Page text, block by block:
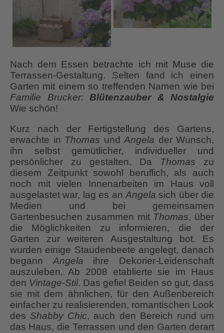
Nach dem Essen betrachte ich mit Muse die
Terrassen-Gestaltung. Selten fand ich einen
Garten mit einem so treffenden Namen wie bei
Familie
Brucker: Blütenzauber & Nostalgie
Wie schön!
Kurz nach der Fertigstellung des Gartens,
erwachte in Thomas und Angela der Wunsch,
ihn selbst gemütlicher, individueller und
persönlicher zu gestalten. Da Thomas zu
diesem Zeitpunkt sowohl beruflich, als auch
noch mit vielen Innenarbeiten im Haus voll
ausgelastet war, lag es an Angela sich über die
Medien und bei gemeinsamen
Gartenbesuchen zusammen mit Thomas, über
die Möglichkeiten zu informieren, die der
Garten zur weiteren Ausgestaltung bot. Es
wurden einige Staudenbeete angelegt, danach
begann Angela ihre Dekorier-Leidenschaft
auszuleben. Ab 2008 etablierte sie im Haus
den Vintage-Stil. Das gefiel Beiden so gut, dass
sie mit dem ähnlichen, für den Außenbereich
einfacher zu realisierenden, romantischen Look
des Shabby Chic, auch den Bereich rund um
das Haus, die Terrassen und den Garten derart